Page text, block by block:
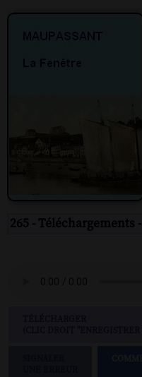
265 - Téléchargements -